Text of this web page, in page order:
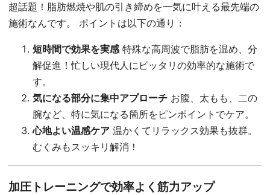
超話題！脂肪燃焼や肌の引き締めを一気に叶える最先端の
施術なんです。 ポイントは以下の通り：
短時間で効果を実感特殊な高周波で脂肪を温め、分
解促進！忙しい現代人にピッタリの効率的な施術で
す。
気になる部分に集中アプローチ お腹、太もも、二の
腕など、特に気になる箇所をピンポイントでケア。
心地よい温感ケア 温かくてリラックス効果も抜群。
むくみもスッキリ解消！
加圧トレーニングで効率よく筋力アップ